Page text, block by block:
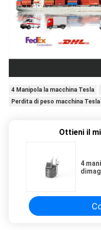
4 Manipola la macchina Tesla
Perdita di peso macchina Tesla
Ottieni il
4